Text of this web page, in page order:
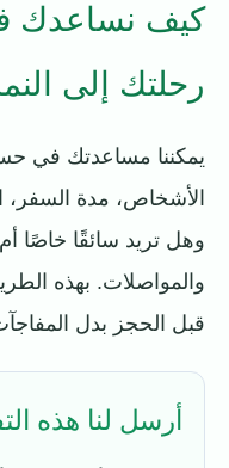
كيف نساعدك
رحلتك إلى
يمكننا مساعدتك في
الأشخاص، مدة السفر،
وهل تريد سائقًا خاصًا
والمواصلات. بهذه
قبل الحجز بدل
أرسل لنا هذه